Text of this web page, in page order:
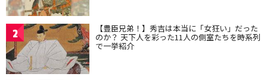
2 【豊臣兄弟！】秀吉は本当に「女狂い」だった
のか？ 天下人を彩った11人の側室たちを時系列
で一挙紹介